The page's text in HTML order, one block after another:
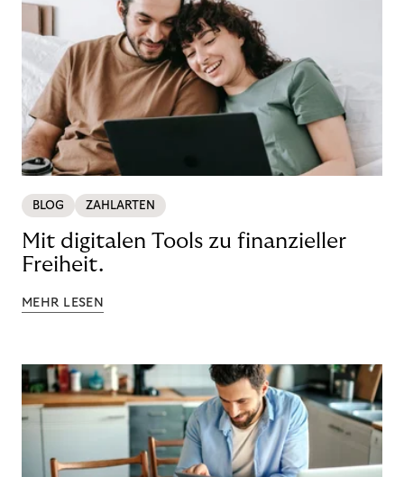
BLOG ZAHLARTEN
Mit digitalen Tools zu finanzieller
Freiheit.
MEHR LESEN